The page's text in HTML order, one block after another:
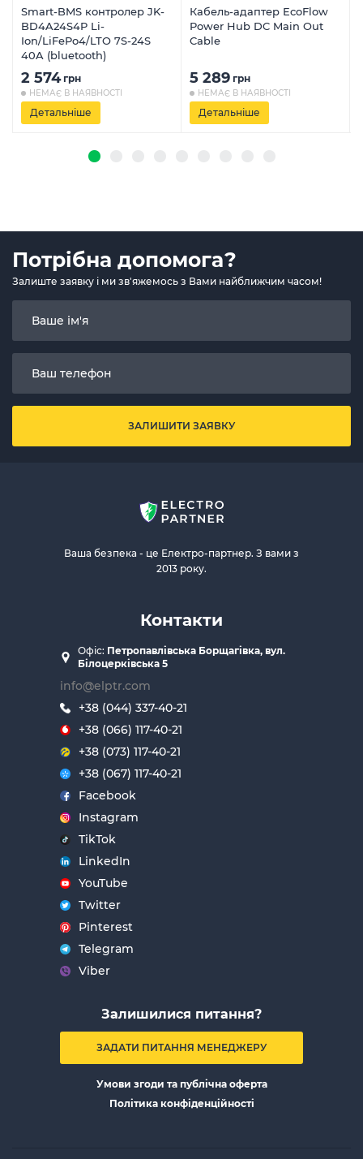
Smart-BMS контролер JK-
BD4A24S4P Li-
Ion/LiFePo4/LTO 7S-24S
40A (bluetooth)
2 574 грн
НЕМАЄ В НАЯВНОСТІ
Детальніше
Кабель-адаптер EcoFlow
Power Hub DC Main Out
Cable
5 289 грн
НЕМАЄ В НАЯВНОСТІ
Детальніше
Потрібна допомога?
Залиште заявку і ми зв'яжемось з Вами найближчим часом!
ЗАЛИШИТИ ЗАЯВКУ
Ваша безпека - це Електро-партнер. З вами з
2013 року.
Контакти
Офіс: Петропавлівська Борщагівка, вул.
Білоцерківська 5
info@elptr.com
+38 (044) 337-40-21
+38 (066) 117-40-21
+38 (073) 117-40-21
+38 (067) 117-40-21
Facebook
Instagram
TikTok
LinkedIn
YouTube
Twitter
Pinterest
Telegram
Viber
Залишилися питання?
ЗАДАТИ ПИТАННЯ МЕНЕДЖЕРУ
Умови згоди та публічна оферта
Політика конфіденційності